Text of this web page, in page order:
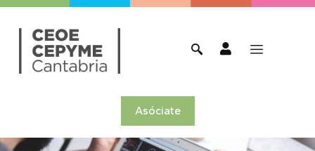
Asóciate